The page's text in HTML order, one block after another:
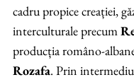
cadru propice creației,
interculturale precum
producția româno-
Rozafa. Prin